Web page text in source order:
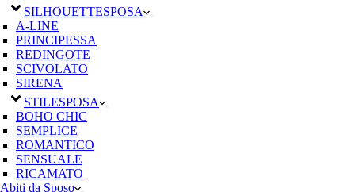
SILHOUETTESPOSA
A-LINE
PRINCIPESSA
REDINGOTE
SCIVOLATO
SIRENA
STILESPOSA
BOHO CHIC
SEMPLICE
ROMANTICO
SENSUALE
RICAMATO
Abiti da Sposo